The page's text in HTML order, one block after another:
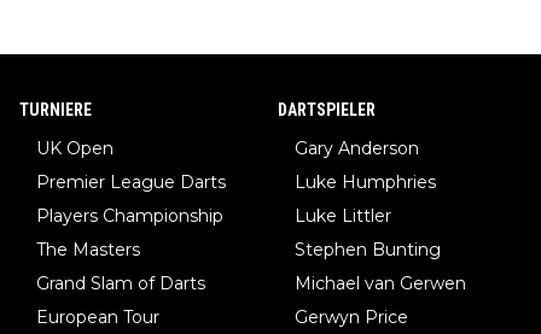
TURNIERE
UK Open
Premier League Darts
Players Championship
The Masters
Grand Slam of Darts
European Tour
DARTSPIELER
Gary Anderson
Luke Humphries
Luke Littler
Stephen Bunting
Michael van Gerwen
Gerwyn Price